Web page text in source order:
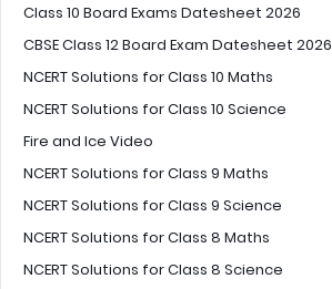
Class 10 Board Exams Datesheet 2026
CBSE Class 12 Board Exam Datesheet 2026
NCERT Solutions for Class 10 Maths
NCERT Solutions for Class 10 Science
Fire and Ice Video
NCERT Solutions for Class 9 Maths
NCERT Solutions for Class 9 Science
NCERT Solutions for Class 8 Maths
NCERT Solutions for Class 8 Science